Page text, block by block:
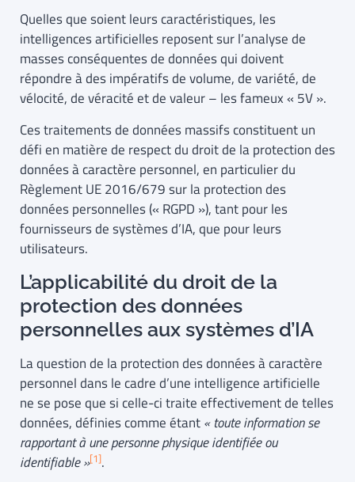
Quelles que soient leurs caractéristiques, les
intelligences artificielles reposent sur l’analyse de
masses conséquentes de données qui doivent
répondre à des impératifs de volume, de variété, de
vélocité, de véracité et de valeur – les fameux « 5V ».
Ces traitements de données massifs constituent un
défi en matière de respect du droit de la protection des
données à caractère personnel, en particulier du
Règlement UE 2016/679 sur la protection des
données personnelles (« RGPD »), tant pour les
fournisseurs de systèmes d’IA, que pour leurs
utilisateurs.
L’applicabilité du droit de la
protection des données
personnelles aux systèmes d’IA
La question de la protection des données à caractère
personnel dans le cadre d’une intelligence artificielle
ne se pose que si celle-ci traite effectivement de telles
données, définies comme étant« toute information se
rapportant à une personne physique identifiée ou
identifiable »[1].